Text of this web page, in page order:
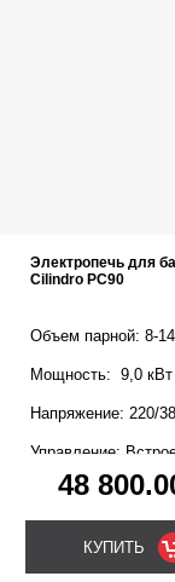
Электропечь для
Cilindro PC90
Объем парной: 8-
Мощность: 9,0 кВт
Напряжение: 220/
Управление:
48